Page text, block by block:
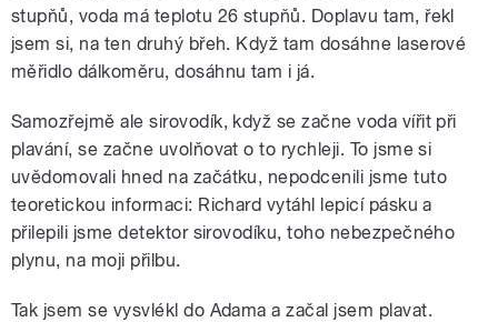
stupňů, voda má teplotu 26 stupňů. Doplavu tam, řekl
jsem si, na ten druhý břeh. Když tam dosáhne laserové
měřidlo dálkoměru, dosáhnu tam i já.
Samozřejmě ale sirovodík, když se začne voda vířit při
plavání, se začne uvolňovat o to rychleji. To jsme si
uvědomovali hned na začátku, nepodcenili jsme tuto
teoretickou informaci: Richard vytáhl lepicí pásku a
přilepili jsme detektor sirovodíku, toho nebezpečného
plynu, na moji přilbu.
Tak jsem se vysvlékl do Adama a začal jsem plavat.